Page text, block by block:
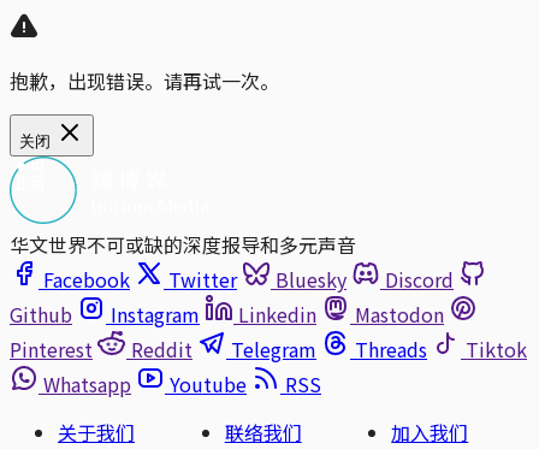
抱歉，出现错误。请再试一次。
关闭
华文世界不可或缺的深度报导和多元声音
Facebook
Twitter Bluesky
Discord
Github
Instagram Linkedin
Mastodon
Pinterest
Reddit Telegram Threads
Tiktok
Whatsapp
Youtube
RSS
关于我们
联络我们
加入我们